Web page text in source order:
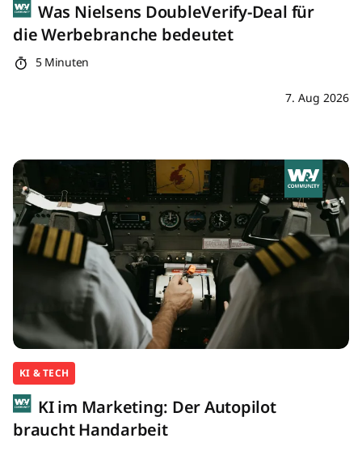
Was Nielsens DoubleVerify-Deal für
die Werbebranche bedeutet
5 Minuten
7. Aug 2026
KI & TECH
KI im Marketing: Der Autopilot
braucht Handarbeit